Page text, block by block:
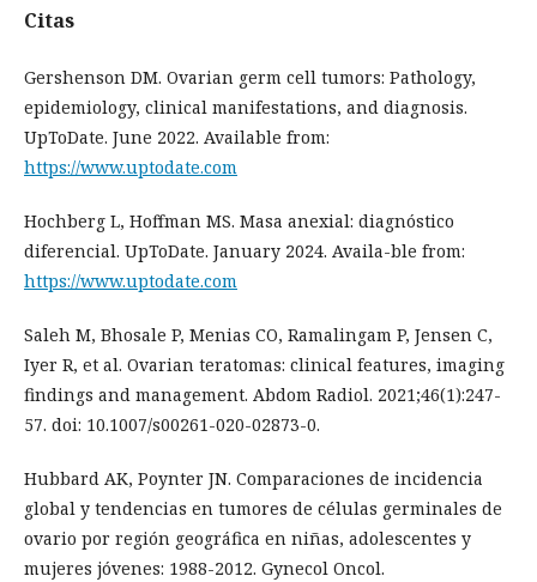
Citas
Gershenson DM. Ovarian germ cell tumors: Pathology,
epidemiology, clinical manifestations, and diagnosis.
UpToDate. June 2022. Available from:
https://www.uptodate.com
Hochberg L, Hoffman MS. Masa anexial: diagnóstico
diferencial. UpToDate. January 2024. Availa-ble from:
https://www.uptodate.com
Saleh M, Bhosale P, Menias CO, Ramalingam P, Jensen C,
Iyer R, et al. Ovarian teratomas: clinical features, imaging
findings and management. Abdom Radiol. 2021;46(1):247-
57. doi: 10.1007/s00261-020-02873-0.
Hubbard AK, Poynter JN. Comparaciones de incidencia
global y tendencias en tumores de células germinales de
ovario por región geográfica en niñas, adolescentes y
mujeres jóvenes: 1988-2012. Gynecol Oncol.